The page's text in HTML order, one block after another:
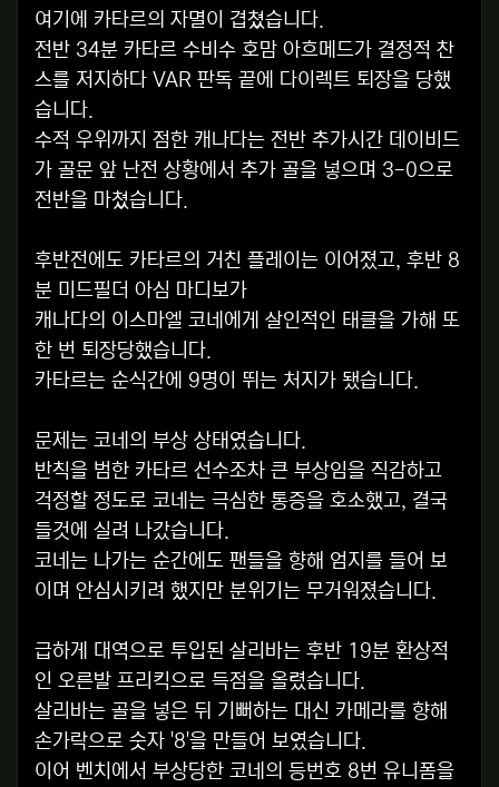
여기에 카타르의 자멸이 겹쳤습니다.
전반 34분 카타르 수비수 호맘 아흐메드가 결정적 찬
스를 저지하다 VAR 판독 끝에 다이렉트 퇴장을 당했
습니다.
수적 우위까지 점한 캐나다는 전반 추가시간 데이비드
가 골문 앞 난전 상황에서 추가 골을 넣으며 3-0으로
전반을 마쳤습니다.
후반전에도 카타르의 거친 플레이는 이어졌고, 후반 8
분 미드필더 아심 마디보가
캐나다의 이스마엘 코네에게 살인적인 태클을 가해 또
한 번 퇴장당했습니다.
카타르는 순식간에 9명이 뛰는 처지가 됐습니다.
문제는 코네의 부상 상태였습니다.
반칙을 범한 카타르 선수조차 큰 부상임을 직감하고
걱정할 정도로 코네는 극심한 통증을 호소했고, 결국
들것에 실려 나갔습니다.
코네는 나가는 순간에도 팬들을 향해 엄지를 들어 보
이며 안심시키려 했지만 분위기는 무거워졌습니다.
급하게 대역으로 투입된 살리바는 후반 19분 환상적
인 오른발 프리킥으로 득점을 올렸습니다.
살리바는 골을 넣은 뒤 기뻐하는 대신 카메라를 향해
손가락으로 숫자 '8'을 만들어 보였습니다.
이어 벤치에서 부상당한 코네의 등번호 8번 유니폼을